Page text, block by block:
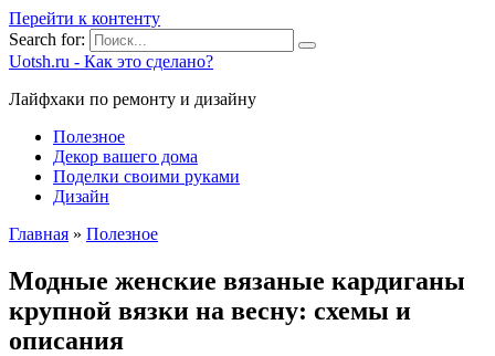
Перейти к контенту
Search for:
Uotsh.ru - Как это сделано?
Лайфхаки по ремонту и дизайну
Полезное
Декор вашего дома
Поделки своими руками
Дизайн
Главная » Полезное
Модные женские вязаные кардиганы
крупной вязки на весну: схемы и
описания